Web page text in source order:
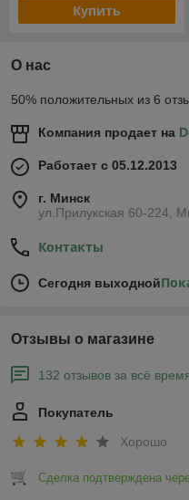
Купить
О нас
50% положительных из 6
Компания продает на
Работает с 05.12.2013
г. Минск
ул.Прилукская 60-224,
Контакты
Сегодня выходной
Отзывы о магазине
132 отзывов за всё
Покупатель
Хорошо
Сделка подтверждена